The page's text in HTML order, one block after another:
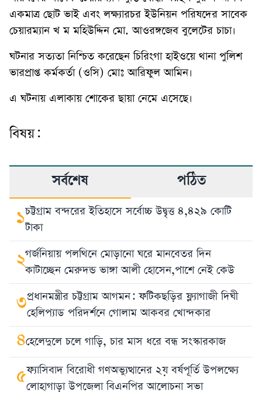
একমাত্র ছোট ভাই এবং লক্ষ্যারচর ইউনিয়ন পরিষদের সাবেক
চেয়ারম্যান খ ম মহিউদ্দিন মো. আওরঙ্গজেব বুলেটের চাচা।
ঘটনার সত্যতা নিশ্চিত করেছেন চিরিংগা হাইওয়ে থানা পুলিশ
ভারপ্রাপ্ত কর্মকর্তা (ওসি) মোঃ আরিফুল আমিন।
এ ঘটনায় এলাকায় শোকের ছায়া নেমে এসেছে।
বিষয়:
সর্বশেষ পঠিত
১চট্টগ্রাম বন্দরের ইতিহাসে সর্বোচ্চ উদ্বৃত্ত ৪,৪২৯ কোটি
টাকা
২গর্জনিয়ায় পলথিনে মোড়ানো ঘরে মানবেতর দিন
কাটাচ্ছেন মেরুদন্ড ভাঙ্গা আলী হোসেন,পাশে নেই কেউ
৩প্রধানমন্ত্রীর চট্টগ্রাম আগমন: ফটিকছড়ির ফ্ল্যাগাজী দিঘী
হেলিপ্যাড পরিদর্শনে গোলাম আকবর খোন্দকার
৪হেলেদুলে চলে গাড়ি, চার মাস ধরে বন্ধ সংস্কারকাজ
৫ফ্যাসিবাদ বিরোধী গণঅভ্যুত্থানের ২য় বর্ষপূর্তি উপলক্ষ্যে
লোহাগাড়া উপজেলা বিএনপির আলোচনা সভা